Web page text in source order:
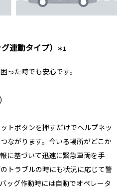
連動タイプ） ＊1
った時でも安心です。
トボタンを押すだけでヘルプネッ
ながります。今いる場所がどこか
に基づいて迅速に緊急車両を手
トラブルの時にも状況に応じて警
ッグ作動時には自動でオペレータ